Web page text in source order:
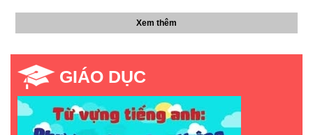
Xem thêm
GIÁO DỤC